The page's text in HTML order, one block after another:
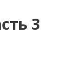
3